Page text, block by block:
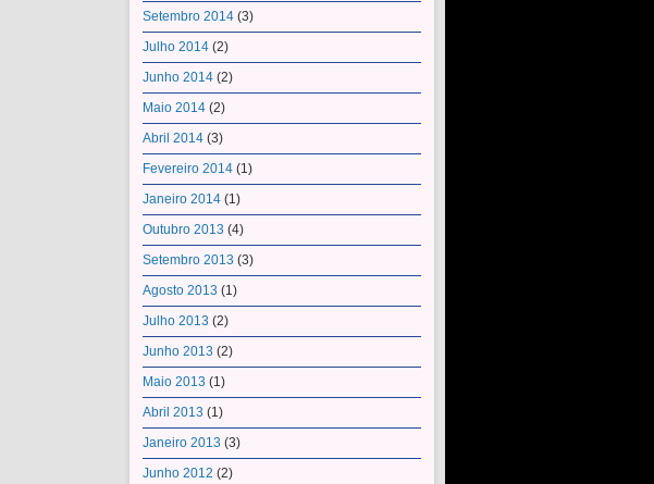
Setembro 2014 (3)
Julho 2014 (2)
Junho 2014 (2)
Maio 2014 (2)
Abril 2014 (3)
Fevereiro 2014 (1)
Janeiro 2014 (1)
Outubro 2013 (4)
Setembro 2013 (3)
Agosto 2013 (1)
Julho 2013 (2)
Junho 2013 (2)
Maio 2013 (1)
Abril 2013 (1)
Janeiro 2013 (3)
Junho 2012 (2)